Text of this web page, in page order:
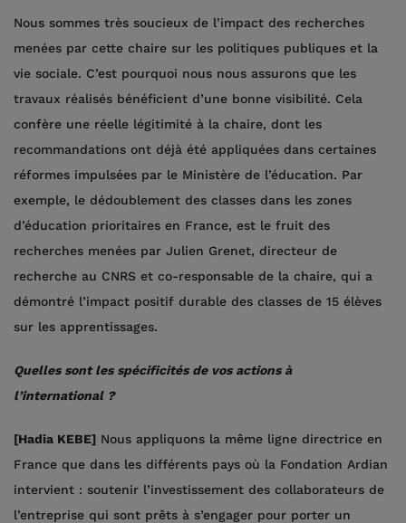
Nous sommes très soucieux de l’impact des recherches
menées par cette chaire sur les politiques publiques et la
vie sociale. C’est pourquoi nous nous assurons que les
travaux réalisés bénéficient d’une bonne visibilité. Cela
confère une réelle légitimité à la chaire, dont les
recommandations ont déjà été appliquées dans certaines
réformes impulsées par le Ministère de l’éducation. Par
exemple, le dédoublement des classes dans les zones
d’éducation prioritaires en France, est le fruit des
recherches menées par Julien Grenet, directeur de
recherche au CNRS et co-responsable de la chaire, qui a
démontré l’impact positif durable des classes de 15 élèves
sur les apprentissages.
Quelles sont les spécificités de vos actions à
l’international ?
[Hadia KEBE] Nous appliquons la même ligne directrice en
France que dans les différents pays où la Fondation Ardian
intervient : soutenir l’investissement des collaborateurs de
l’entreprise qui sont prêts à s’engager pour porter un